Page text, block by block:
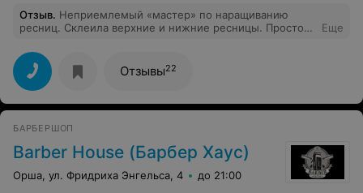
Отзыв. Неприемлемый «мастер» по наращиванию
ресниц. Склеила верхние и нижние ресницы. Просто
Еще
Отзывы22
БАРБЕРШОП
Barber House (Барбер Хаус)
Орша, ул. Фридриха Энгельса, 4 до 21:00